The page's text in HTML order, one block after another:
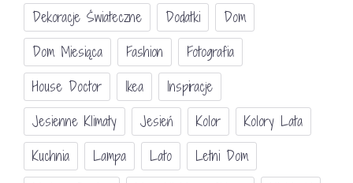
Dekoracje Świateczne
Dodatki
Dom
Dom Miesiąca
Fashion
Fotografia
House Doctor
Ikea
Inspiracje
Jesienne Klimaty
Jesień Kolor
Kolory Lata
Kuchnia
Lampa Lato
Letni Dom